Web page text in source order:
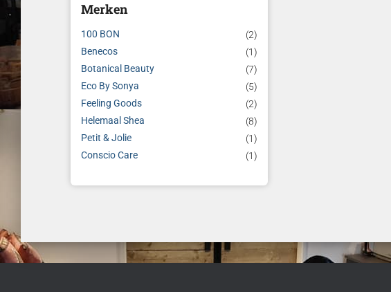
Merken
100 BON
(2)
Benecos
(1)
Botanical Beauty
(7)
Eco By Sonya
(5)
Feeling Goods
(2)
Helemaal Shea
(8)
Petit & Jolie
(1)
Conscio Care
(1)